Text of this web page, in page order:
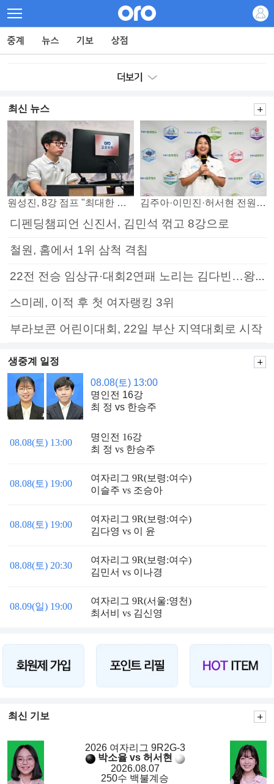
최신 뉴스
원성진, 8강 점프 "최대한 승자조에서 버티겠다" 김주아·이민진·허서현 전원 승리… 평택, 부안 꺾고 5연승
디펜딩챔피언 신진서, 김민석 꺾고 8강으로
철원, 홈에서 1위 삼척 격침
22전 전승 임상규·대회2연패 노리는 김다빈…왕중왕전 16강 7일부터
스미레, 이적 후 첫 여자랭킹 3위
부라보콘 어린이대회, 22일 부산 지역대회로 시작
생중계 일정
08.08(토) 13:00
명인전 16강
최 정 vs 한승주
08.08(토) 13:00
명인전 16강
최 정 vs 한승주
08.08(토) 19:00
여자리그 9R(보령:여수)
이슬주 vs 조승아
08.08(토) 19:00
여자리그 9R(보령:여수)
김다영 vs 이 윤
08.08(토) 20:30
여자리그 9R(보령:여수)
김민서 vs 이나경
08.09(일) 19:00
여자리그 9R(서울:영천)
최서비 vs 김신영
최신 기보
2026 여자리그 9R2G-3
박소율 vs 허서현
2026.08.07
250수 백불계승